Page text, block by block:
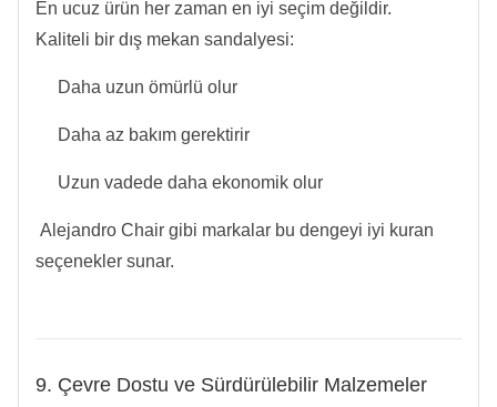
En ucuz ürün her zaman en iyi seçim değildir.
Kaliteli bir dış mekan sandalyesi:
Daha uzun ömürlü olur
Daha az bakım gerektirir
Uzun vadede daha ekonomik olur
Alejandro Chair gibi markalar bu dengeyi iyi kuran
seçenekler sunar.
9. Çevre Dostu ve Sürdürülebilir Malzemeler